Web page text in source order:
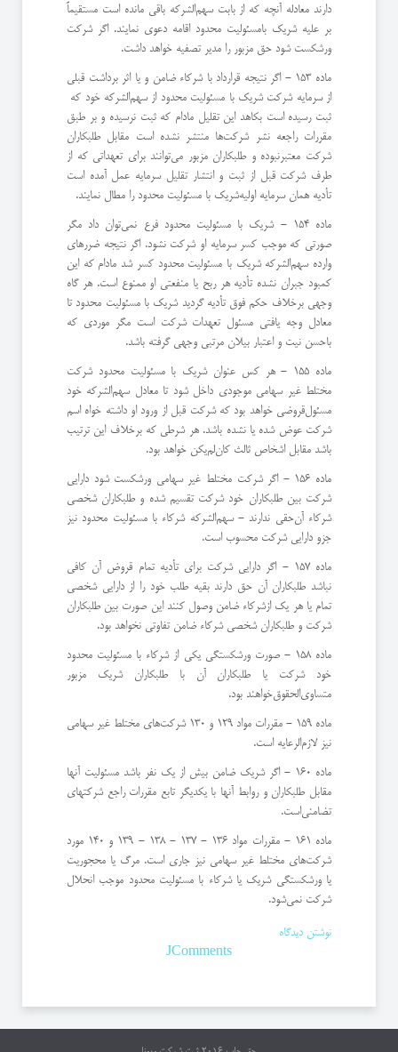
دارند معادله آنچه كه از بابت سهم‌الشركه باقی مانده است مستقیماً
بر علیه شریك با‌مسئولیت محدود اقامه دعوی نمایند. اگر شركت
ورشكست شود حق مزبور را مدیر تصفیه خواهد داشت.
ماده 153 - اگر نتیجه قرارداد با شركاء ضامن و یا اثر برداشت قبلی
از سرمایه شركت شریك با مسئولیت محدود از سهم‌الشركه خود كه ‌
ثبت رسیده است بكاهد این تقلیل مادام كه ثبت نرسیده و بر طبق
مقررات راجعه نشر شركت‌ها منتشر نشده است مقابل طلبكاران
شركت معتبر‌نبوده و طلبكاران مزبور می‌توانند برای تعهداتی كه از
طرف شركت قبل از ثبت و انتشار تقلیل سرمایه عمل آمده است
تأدیه همان سرمایه اولیه‌شریك با مسئولیت محدود را مطال نمایند.
ماده 154 - شریك با مسئولیت محدود فرع نمی‌توان داد مگر
صورتی كه موجب كسر سرمایه او شركت نشود. ‌اگر نتیجه ضررهای
وارده سهم‌الشركه شریك با مسئولیت محدود كسر شد مادام كه این
كمبود جبران نشده تأدیه هر ربح یا منفعتی او ممنوع است. ‌هر گاه
وجهی برخلاف حكم فوق تأدیه گردید شریك با مسئولیت محدود تا
معادل وجه یافتی مسئول تعهدات شركت است مگر موردی كه
با‌حسن نیت و اعتبار بیلان مرتبی وجهی گرفته باشد.
ماده 155 - هر كس عنوان شریك با مسئولیت محدود شركت
مختلط غیر سهامی موجودی داخل شود تا معادل سهم‌الشركه خود
مسئول‌قروضی خواهد بود كه شركت قبل از ورود او داشته خواه اسم
شركت عوض شده یا نشده باشد. ‌هر شرطی كه برخلاف این ترتیب
باشد مقابل اشخاص ثالث كان‌لم‌یكن خواهد بود.
ماده 156 - اگر شركت مختلط غیر سهامی ورشكست شود دارایی
شركت بین طلبكاران خود شركت تقسیم شده و طلبكاران شخصی
شركاء آن‌حقی ندارند - سهم‌الشركه شركاء با مسئولیت محدود نیز
جزو دارایی شركت محسوب است.
ماده 157 - اگر دارایی شركت برای تأدیه تمام قروض آن كافی
نباشد طلبكاران آن حق دارند بقیه طلب خود را از دارایی شخصی
تمام یا هر یك از‌شركاء ضامن وصول كنند این صورت بین طلبكاران
شركت و طلبكاران شخصی شركاء ضامن تفاوتی نخواهد بود.
ماده 158 - صورت ورشكستگی یكی از شركاء با مسئولیت محدود
خود شركت یا طلبكاران آن با طلبكاران شریك مزبور
متساوی‌الحقوق‌خواهند بود.
ماده 159 - مقررات مواد 129 و 130 شركت‌های مختلط غیر سهامی
نیز لازم‌الرعایه است.
ماده 160 - اگر شریك ضامن بیش از یك نفر باشد مسئولیت آنها
مقابل طلبكاران و روابط آنها با یكدیگر تابع مقررات راجع شركتهای
تضامنی‌است.
ماده 161 - مقررات مواد 136 - 137 - 138 - 139 و 140 مورد
شركت‌های مختلط غیر سهامی نیز جاری است. ‌مرگ یا محجوریت
یا ورشكستگی شریك یا شركاء با مسئولیت محدود موجب انحلال
شركت نمی‌شود.
نوشتن دیدگاه
JComments